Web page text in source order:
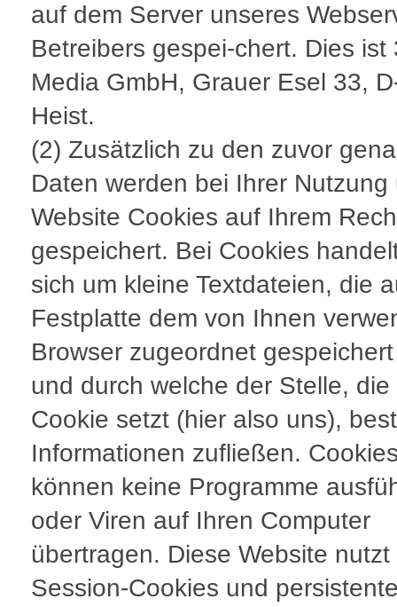
auf dem Server unseres
Betreibers gespei-chert. Dies ist
Media GmbH, Grauer Esel 33,
Heist.
(2) Zusätzlich zu den zuvor
Daten werden bei Ihrer Nutzung
Website Cookies auf Ihrem
gespeichert. Bei Cookies
sich um kleine Textdateien, die
Festplatte dem von Ihnen
Browser zugeordnet
und durch welche der Stelle, die
Cookie setzt (hier also uns),
Informationen zufließen.
können keine Programme
oder Viren auf Ihren Computer
übertragen. Diese Website nutzt
Session-Cookies und